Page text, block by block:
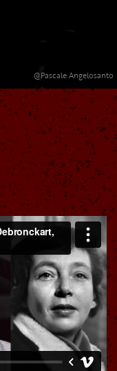
@Pascale Angelosanto